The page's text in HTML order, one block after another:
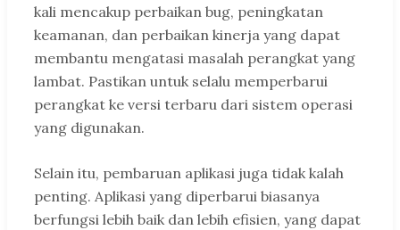
kali mencakup perbaikan bug, peningkatan
keamanan, dan perbaikan kinerja yang dapat
membantu mengatasi masalah perangkat yang
lambat. Pastikan untuk selalu memperbarui
perangkat ke versi terbaru dari sistem operasi
yang digunakan.
Selain itu, pembaruan aplikasi juga tidak kalah
penting. Aplikasi yang diperbarui biasanya
berfungsi lebih baik dan lebih efisien, yang dapat